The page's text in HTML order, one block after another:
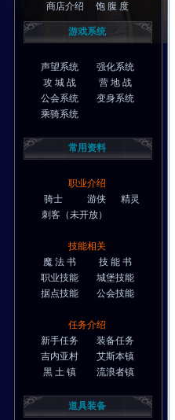
商店介绍
饱 腹 度
游戏系统
声望系统
强化系统
攻 城 战
营 地 战
公会系统
变身系统
乘骑系统
常用资料
职业介绍
骑士
游侠
精灵
刺客 （未开放）
技能相关
魔 法 书
技 能 书
职业技能
城堡技能
据点技能
公会技能
任务介绍
新手任务
装备任务
吉内亚村
艾斯本镇
黑 土 镇
流浪者镇
道具装备